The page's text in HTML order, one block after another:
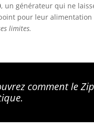
, un générateur qui ne
pour leur
limites.
comment le